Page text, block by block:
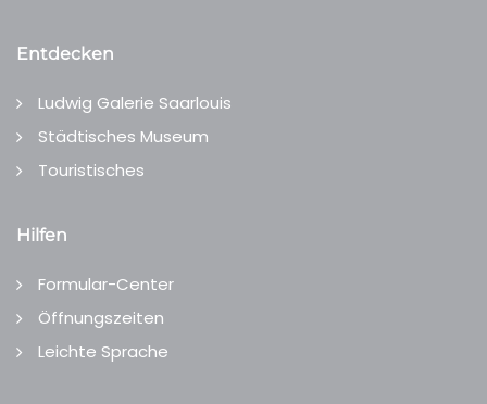
Entdecken
Ludwig Galerie Saarlouis
Städtisches Museum
Touristisches
Hilfen
Formular-Center
Öffnungszeiten
Leichte Sprache